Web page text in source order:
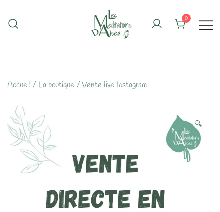
content
0
Accueil / La boutique / Vente live Instagram
🔍